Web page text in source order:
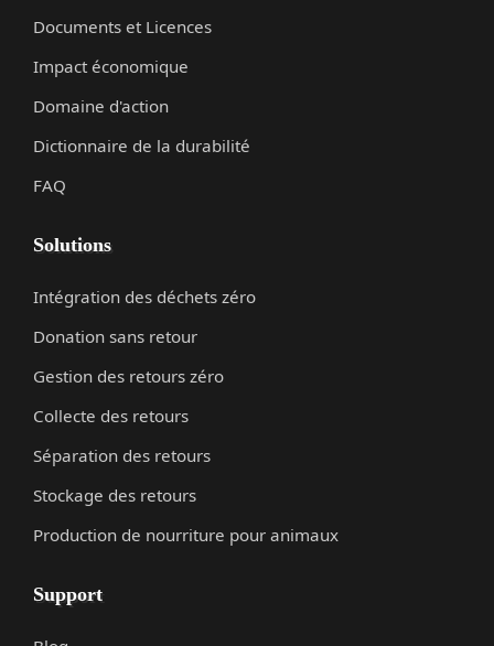
Documents et Licences
Impact économique
Domaine d'action
Dictionnaire de la durabilité
FAQ
Solutions
Intégration des déchets zéro
Donation sans retour
Gestion des retours zéro
Collecte des retours
Séparation des retours
Stockage des retours
Production de nourriture pour animaux
Support